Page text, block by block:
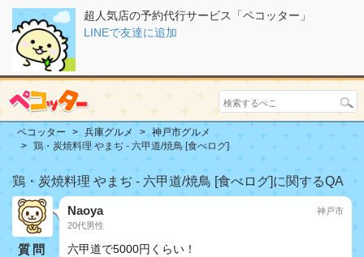
超人気店の予約代行サービス「ペコッター」
LINEで友達に追加
ペコッター 兵庫グルメ
神戸市グルメ
鶏・炭焼料理 やまぢ - 六甲道/焼鳥 [食べログ]
鶏・炭焼料理 やまぢ - 六甲道/焼鳥 [食べログ]に関するQA
質問
Naoya
20代男性
神戸市
六甲道で5000円くらい！